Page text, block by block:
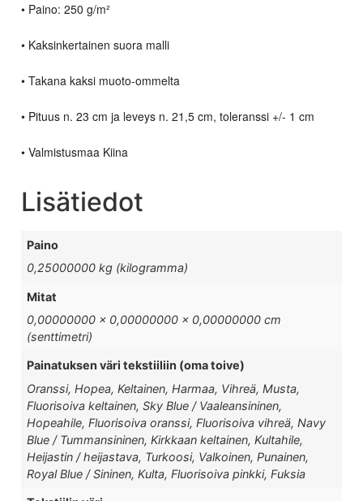
• Paino: 250 g/m²
• Kaksinkertainen suora malli
• Takana kaksi muoto-ommelta
• Pituus n. 23 cm ja leveys n. 21,5 cm, toleranssi +/- 1 cm
• Valmistusmaa Kiina
Lisätiedot
Paino
0,25000000 kg (kilogramma)
Mitat
0,00000000 × 0,00000000 × 0,00000000 cm
(senttimetri)
Painatuksen väri tekstiiliin (oma toive)
Oranssi, Hopea, Keltainen, Harmaa, Vihreä, Musta,
Fluorisoiva keltainen, Sky Blue / Vaaleansininen,
Hopeahile, Fluorisoiva oranssi, Fluorisoiva vihreä, Navy
Blue / Tummansininen, Kirkkaan keltainen, Kultahile,
Heijastin / heijastava, Turkoosi, Valkoinen, Punainen,
Royal Blue / Sininen, Kulta, Fluorisoiva pinkki, Fuksia